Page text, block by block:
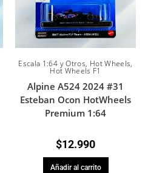
Escala 1:64 y Otros, Hot Wheels,
Hot Wheels F1
Alpine A524 2024 #31
Esteban Ocon HotWheels
Premium 1:64
$12.990
Añadir al carrito